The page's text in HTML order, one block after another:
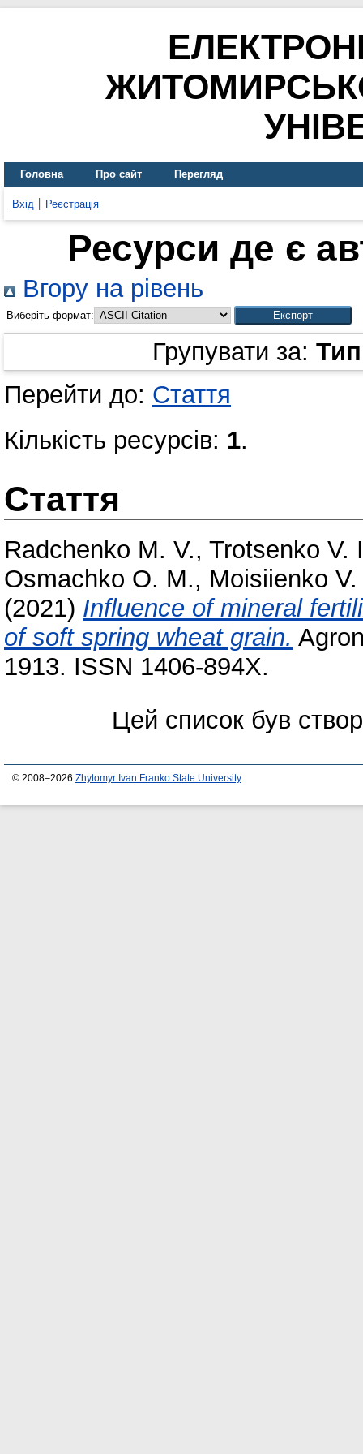
Головна Про сайт Перегляд
Вхід Реєстрація
Ресурси де є
Вгору на рівень
Виберіть формат:
Групувати за:
Перейти до: Стаття
Кількість ресурсів: 1.
Стаття
Radchenko M. V., Trotsenko V.
Osmachko O. M., Moisiienko V.
(2021) Influence of mineral
of soft spring wheat grain.
1913. ISSN 1406-894X.
Цей список був
© 2008–2026 Zhytomyr Ivan Franko State University